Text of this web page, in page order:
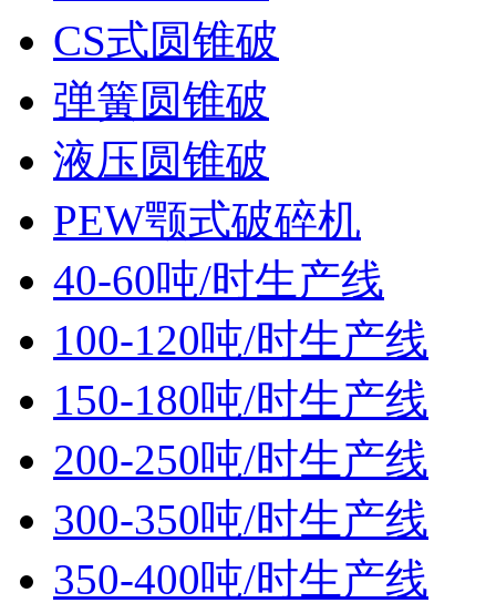
CS式圆锥破
弹簧圆锥破
液压圆锥破
PEW颚式破碎机
40-60吨/时生产线
100-120吨/时生产线
150-180吨/时生产线
200-250吨/时生产线
300-350吨/时生产线
350-400吨/时生产线